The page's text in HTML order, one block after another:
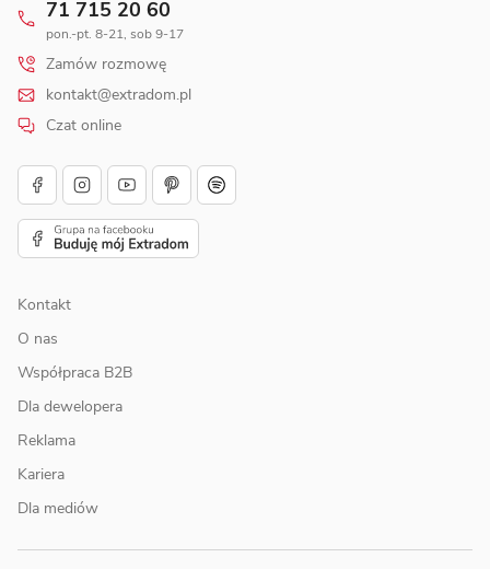
71 715 20 60
pon.-pt. 8-21, sob 9-17
Zamów rozmowę
kontakt@extradom.pl
Czat online
Kontakt
O nas
Współpraca B2B
Dla dewelopera
Reklama
Kariera
Dla mediów